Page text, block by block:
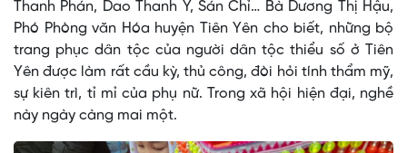
Thanh Phán, Dao Thanh Y, Sán Chỉ… Bà Dương Thị Hậu,
Phó Phòng văn Hóa huyện Tiên Yên cho biết, những bộ
trang phục dân tộc của người dân tộc thiểu số ở Tiên
Yên được làm rất cầu kỳ, thủ công, đòi hỏi tính thẩm mỹ,
sự kiên trì, tỉ mỉ của phụ nữ. Trong xã hội hiện đại, nghề
này ngày càng mai một.